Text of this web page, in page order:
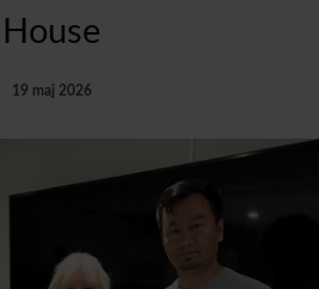
House
19 maj 2026